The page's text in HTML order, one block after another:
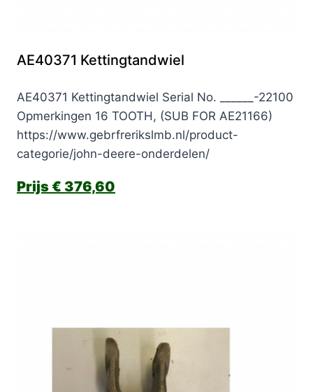
AE40371 Kettingtandwiel
AE40371 Kettingtandwiel Serial No. ______-22100
Opmerkingen 16 TOOTH, (SUB FOR AE21166)
https://www.gebrfrerikslmb.nl/product-
categorie/john-deere-onderdelen/
€ 376,60